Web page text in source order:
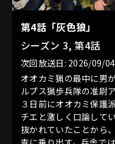
第4話「灰色狼」
シーズン 3, 第4話
次回放送日: 2026/09/
オオカミ猟の最中に男
ルプス猟歩兵隊の准尉
３日前にオオカミ保護
チエと激しく口論して
抜かれていたことから